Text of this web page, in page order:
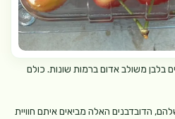
בלבן משולב אדום ברמות שונות. כולם
הדובדבנים האלה מביאים איתם חוויית